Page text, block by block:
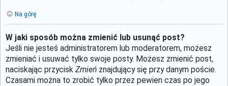
Na górę
W jaki sposób można zmienić lub usunąć post?
Jeśli nie jesteś administratorem lub moderatorem, możesz
zmieniać i usuwać tylko swoje posty. Możesz zmienić post,
naciskając przycisk Zmień znajdujący się przy danym poście.
Czasami można to zrobić tylko przez pewien czas po jego